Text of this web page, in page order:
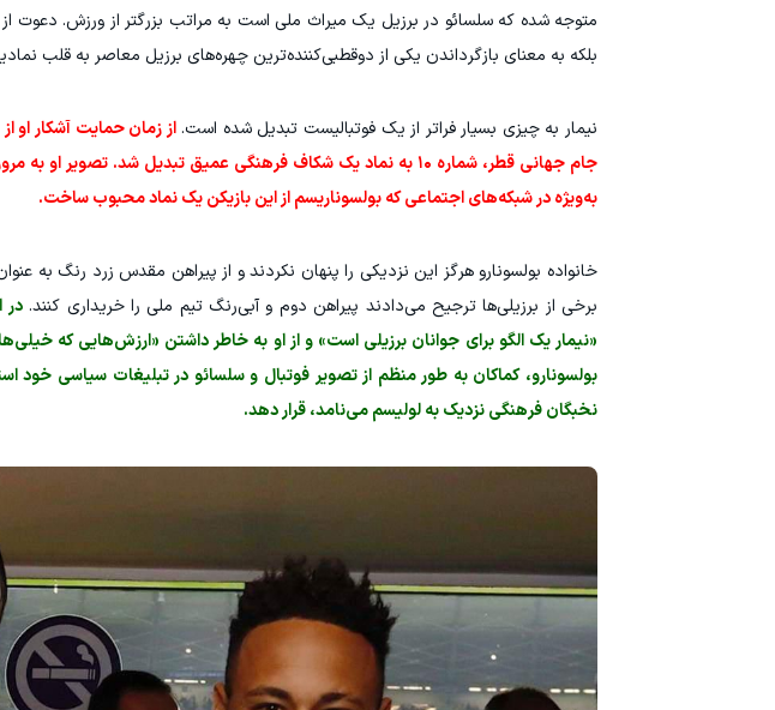
متوجه شده که سلسائو در برزیل یک میراث ملی است به مراتب بزرگتر از ورزش. دعوت
بلکه به معنای بازگرداندن یکی از دوقطبی‌کننده‌ترین چهره‌های برزیل معاصر به قلب
نیمار به چیزی بسیار فراتر از یک فوتبالیست تبدیل شده است.
جام جهانی قطر، شماره ۱۰ به نماد یک شکاف فرهنگی عمیق تبدیل شد.
به‌ویژه در شبکه‌های اجتماعی که بولسوناریسم از این بازیکن یک نماد محبوب ساخت.
خانواده بولسونارو هرگز این نزدیکی را پنهان نکردند و از پیراهن مقدس زرد رنگ به
برخی از برزیلی‌ها ترجیح می‌دادند پیراهن دوم و آبی‌رنگ تیم ملی را خریداری کنند.
«نیمار یک الگو برای جوانان برزیلی است» و از او به خاطر داشتن «ارزش‌هایی که
بولسونارو، کماکان به طور منظم از تصویر فوتبال و سلسائو در تبلیغات سیاسی خود
نخبگان فرهنگی نزدیک به لولیسم می‌نامد، قرار دهد.